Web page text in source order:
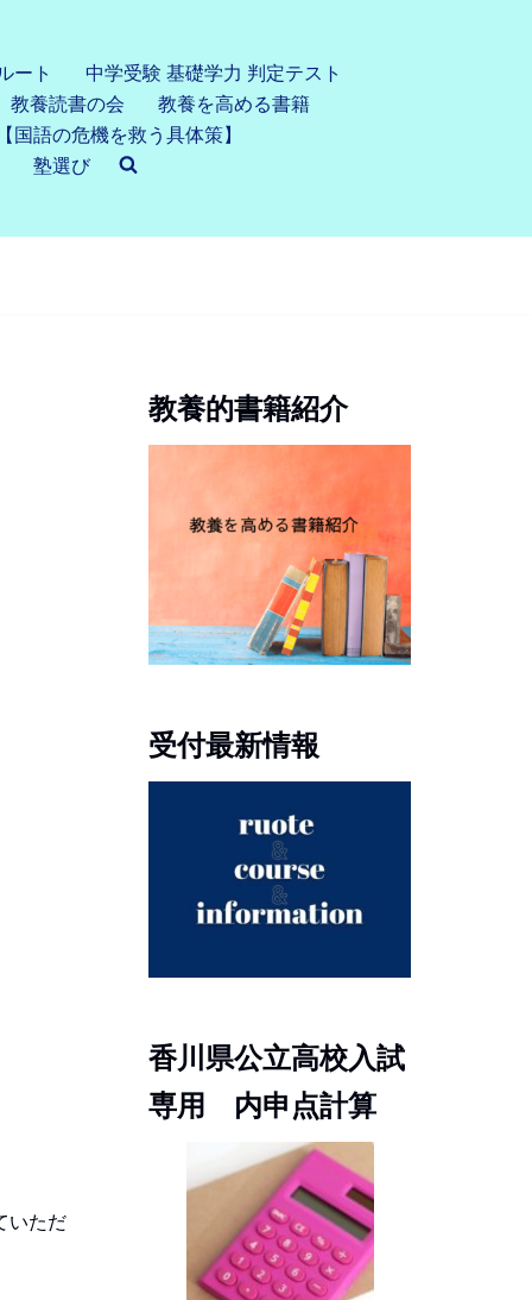
ート
中学受験 基礎学力 判定テスト
教養読書の会
教養を高める書籍
国語の危機を救う具体策】
塾選び
いただ
教養的書籍紹介
受付最新情報
香川県公立高校入試
専用 内申点計算